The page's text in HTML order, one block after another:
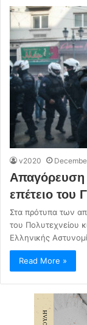
v2020
Απαγόρευση
επέτειο του
Στα πρότυπα των
του Πολυτεχνείου
Ελληνικής
Read More »